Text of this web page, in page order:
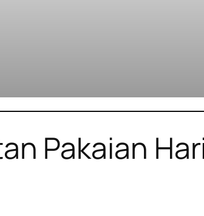
Pakaian